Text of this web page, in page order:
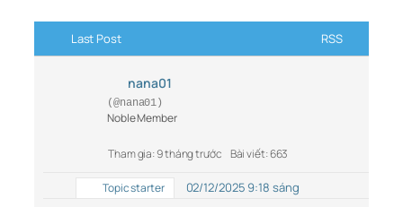
Last Post RSS
nana01
(@nana01)
Noble Member
Tham gia: 9 tháng trước Bài viết: 663
Topic starter 02/12/2025 9:18 sáng